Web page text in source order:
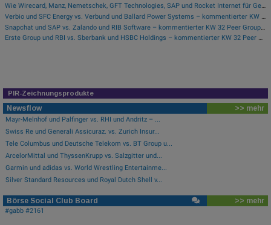
Wie Wirecard, Manz, Nemetschek, GFT Technologies, SAP und Rocket Internet für Gesprächsstoff sorgten
Verbio und SFC Energy vs. Verbund und Ballard Power Systems – kommentierter KW 32 Peer Group Watch Energie
Snapchat und SAP vs. Zalando und RIB Software – kommentierter KW 32 Peer Group Watch Computer, Software & Internet
Erste Group und RBI vs. Sberbank und HSBC Holdings – kommentierter KW 32 Peer Group Watch Banken
PIR-Zeichnungsprodukte
Newsflow >> mehr
Mayr-Melnhof und Palfinger vs. RHI und Andritz – ...
Swiss Re und Generali Assicuraz. vs. Zurich Insur...
Tele Columbus und Deutsche Telekom vs. BT Group u...
ArcelorMittal und ThyssenKrupp vs. Salzgitter und...
Garmin und adidas vs. World Wrestling Entertainme...
Silver Standard Resources und Royal Dutch Shell v...
Börse Social Club Board >> mehr
#gabb #2161